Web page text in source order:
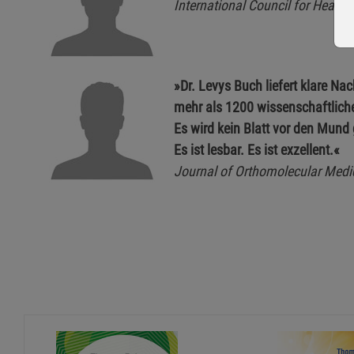
International Council for Health
»Dr. Levys Buch liefert klare
mehr als 1200
Es wird kein Blatt vor den
Es ist lesbar. Es ist exzellent.«
Journal of Orthomolecular